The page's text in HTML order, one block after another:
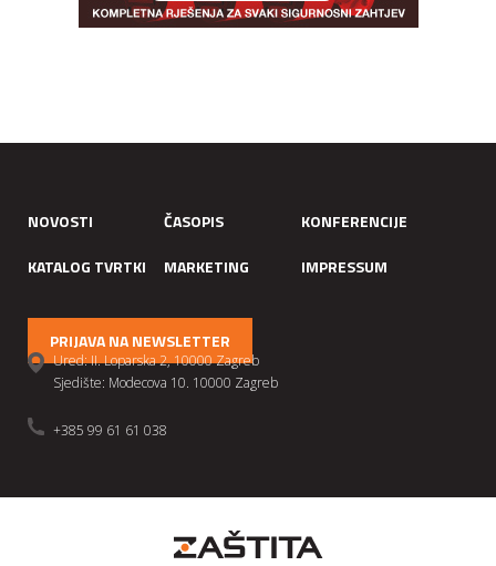
NOVOSTI ČASOPIS
KONFERENCIJE
KATALOG TVRTKI
MARKETING IMPRESSUM
PRIJAVA NA NEWSLETTER
Ured: II. Loparska 2, 10000 Zagreb
Sjedište: Modecova 10. 10000 Zagreb
+385 99 61 61 038